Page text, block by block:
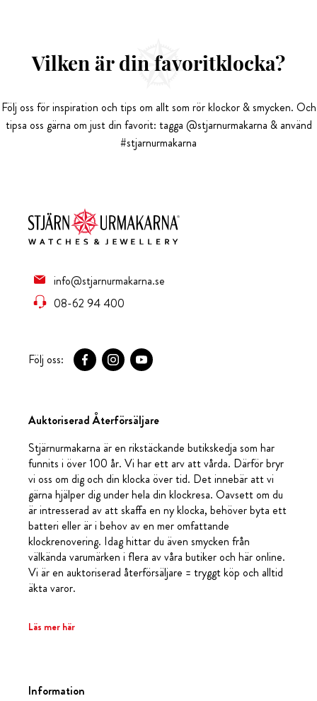
Vilken är din favoritklocka?
Följ oss för inspiration och tips om allt som rör klockor & smycken. Och
tipsa oss gärna om just din favorit: tagga @stjarnurmakarna & använd
#stjarnurmakarna
info@stjarnurmakarna.se
08-62 94 400
Följ oss:
Auktoriserad Återförsäljare
Stjärnurmakarna är en rikstäckande butikskedja som har
funnits i över 100 år. Vi har ett arv att vårda. Därför bryr
vi oss om dig och din klocka över tid. Det innebär att vi
gärna hjälper dig under hela din klockresa. Oavsett om du
är intresserad av att skaffa en ny klocka, behöver byta ett
batteri eller är i behov av en mer omfattande
klockrenovering. Idag hittar du även smycken från
välkända varumärken i flera av våra butiker och här online.
Vi är en auktoriserad återförsäljare = tryggt köp och alltid
äkta varor.
Läs mer här
Information